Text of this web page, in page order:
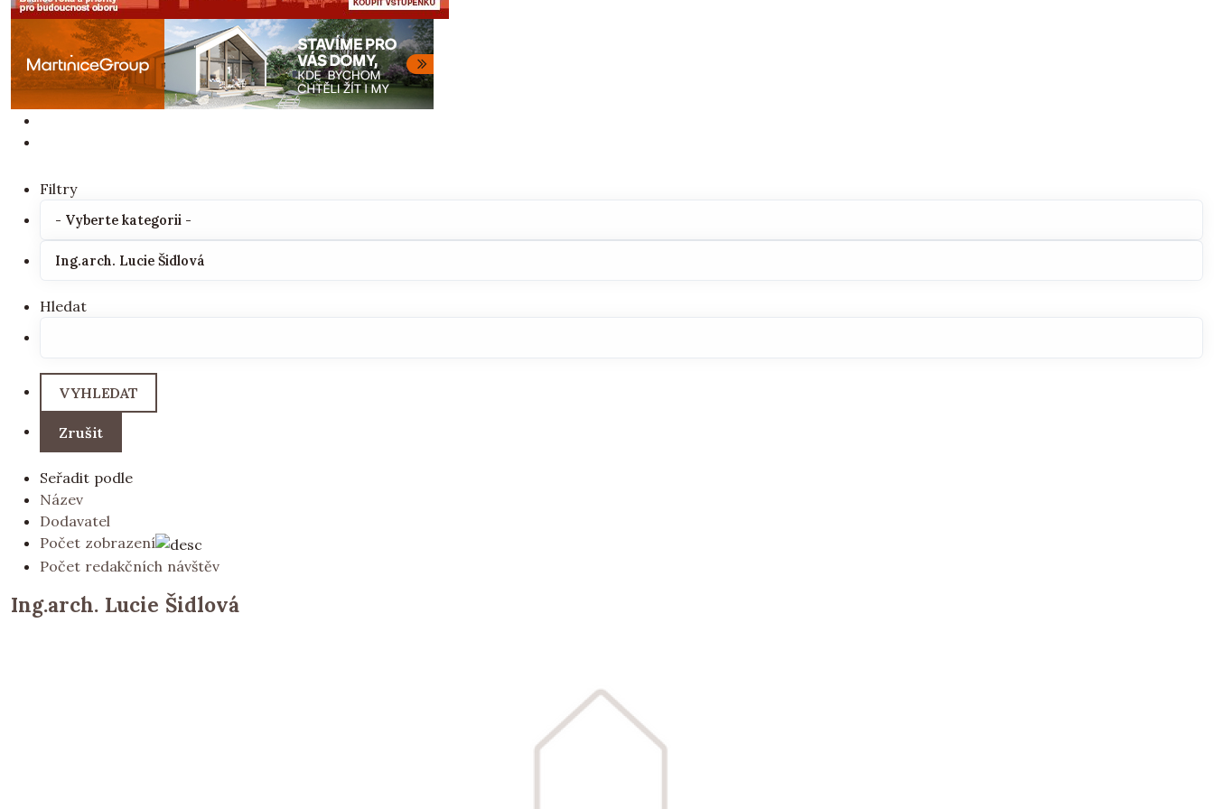
Filtry
Hledat
Seřadit podle
Název
Dodavatel
Počet zobrazení
Počet redakčních návštěv
Ing.arch. Lucie Šidlová